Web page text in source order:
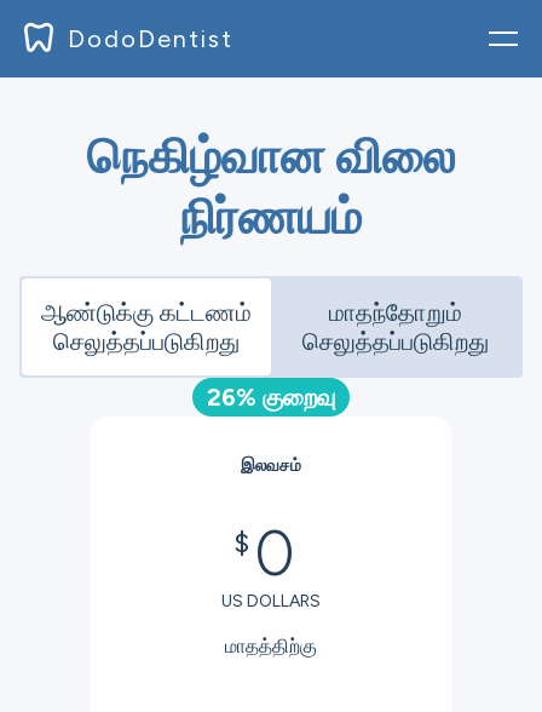
DodoDentist
வலைப்பதிவு
விலை
இறக்கம்
பதிவு செய்க
நெகிழ்வான விலை
நிர்ணயம்
ஆண்டுக்கு கட்டணம்
செலுத்தப்படுகிறது
மாதந்தோறும்
செலுத்தப்படுகிறது
26% குறைவு
இலவசம்
$ 0
US DOLLARS
மாதத்திற்கு